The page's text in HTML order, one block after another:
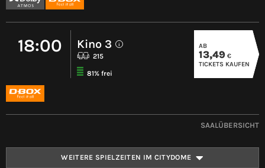
18:00 Kino 3 i
215
81% frei
AB
13,49 €
TICKETS KAUFEN
SAALÜBERSICHT
WEITERE SPIELZEITEN IM CITYDOME